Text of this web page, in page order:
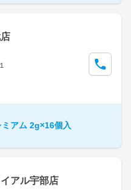
ミアム 2g×16個入
アル宇部店